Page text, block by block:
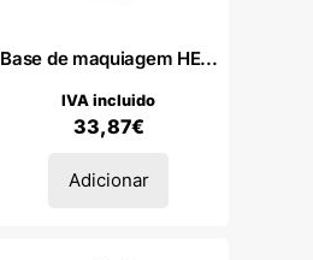
Base de maquiagem HE...
33,87€
IVA incluido
Adicionar